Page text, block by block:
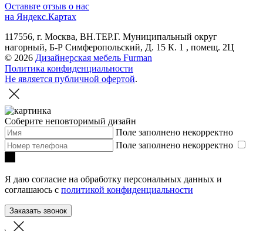
Оставьте отзыв о нас
на Яндекс.Картах
117556, г. Москва, ВН.ТЕР.Г. Муниципальный округ
нагорный, Б-Р Симферопольский, Д. 15 К. 1 , помещ. 2Ц
© 2026 Дизайнерская мебель Furman
Политика конфиденциальности
Не является публичной офертой.
Соберите неповторимый дизайн
Поле заполнено некорректно
Поле заполнено некорректно
Я даю согласие на обработку персональных данных и
соглашаюсь с политикой конфиденциальности
Заказать звонок